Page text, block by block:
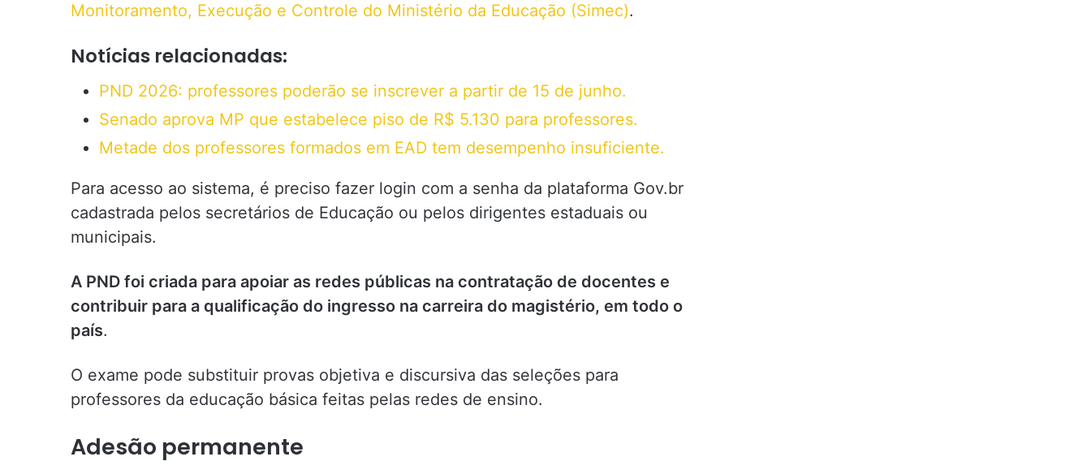
Monitoramento, Execução e Controle do Ministério da Educação (Simec).
Notícias relacionadas:
PND 2026: professores poderão se inscrever a partir de 15 de junho.
Senado aprova MP que estabelece piso de R$ 5.130 para professores.
Metade dos professores formados em EAD tem desempenho insuficiente.
Para acesso ao sistema, é preciso fazer login com a senha da plataforma Gov.br
cadastrada pelos secretários de Educação ou pelos dirigentes estaduais ou
municipais.
A PND foi criada para apoiar as redes públicas na contratação de docentes e
contribuir para a qualificação do ingresso na carreira do magistério, em todo o
país.
O exame pode substituir provas objetiva e discursiva das seleções para
professores da educação básica feitas pelas redes de ensino.
Adesão permanente